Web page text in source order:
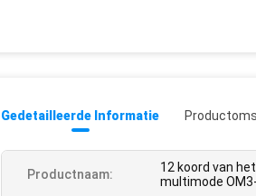
Gedetailleerde Informatie
Productnaam:
12 koord van
multimode